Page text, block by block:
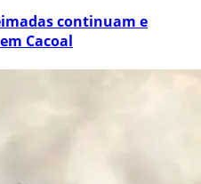
continuam e
Cacoal